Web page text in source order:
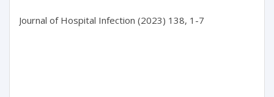
Journal of Hospital Infection (2023) 138, 1-7